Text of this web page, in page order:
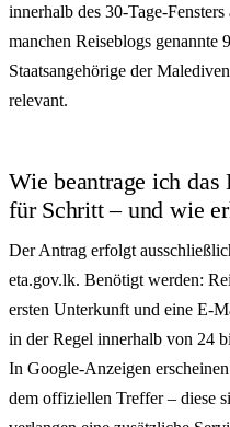
innerhalb des 30-Tage-
manchen Reiseblogs genannte
Staatsangehörige der
relevant.
Wie beantrage ich
für Schritt – und wie
Der Antrag erfolgt
eta.gov.lk. Benötigt werden:
ersten Unterkunft und eine E-
in der Regel innerhalb von 24
In Google-Anzeigen
dem offiziellen Treffer – diese